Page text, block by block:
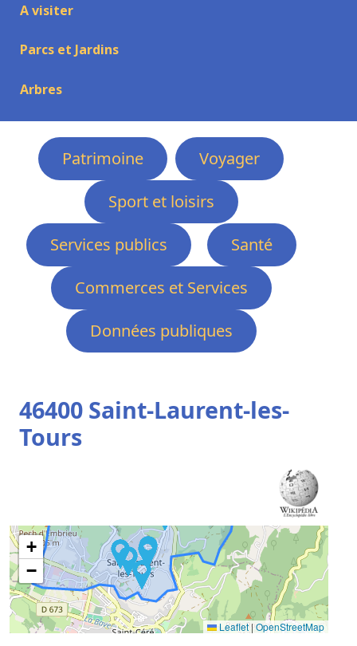
A visiter
Parcs et Jardins
Arbres
Patrimoine
Voyager
Sport et loisirs
Services publics
Santé
Commerces et Services
Données publiques
46400 Saint-Laurent-les-
Tours
+
−
Leaflet| OpenStreetMap